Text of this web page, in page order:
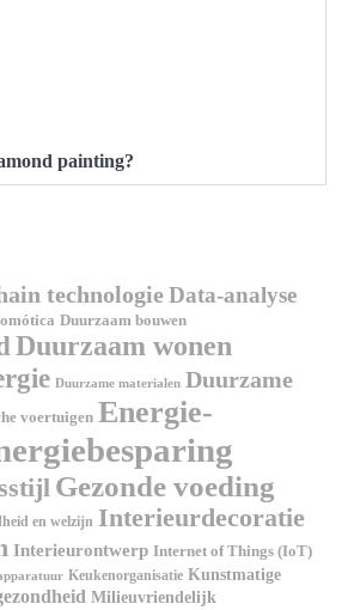
painting?
technologieData-analyse
Duurzaam bouwen
Duurzaam wonen
Duurzame materialen Duurzame
voertuigen Energie-
Gezonde voeding
en welzijn Interieurdecoratie
Interieurontwerp Internet of Things (IoT)
Keukenorganisatie Kunstmatige
Milieuvriendelijk